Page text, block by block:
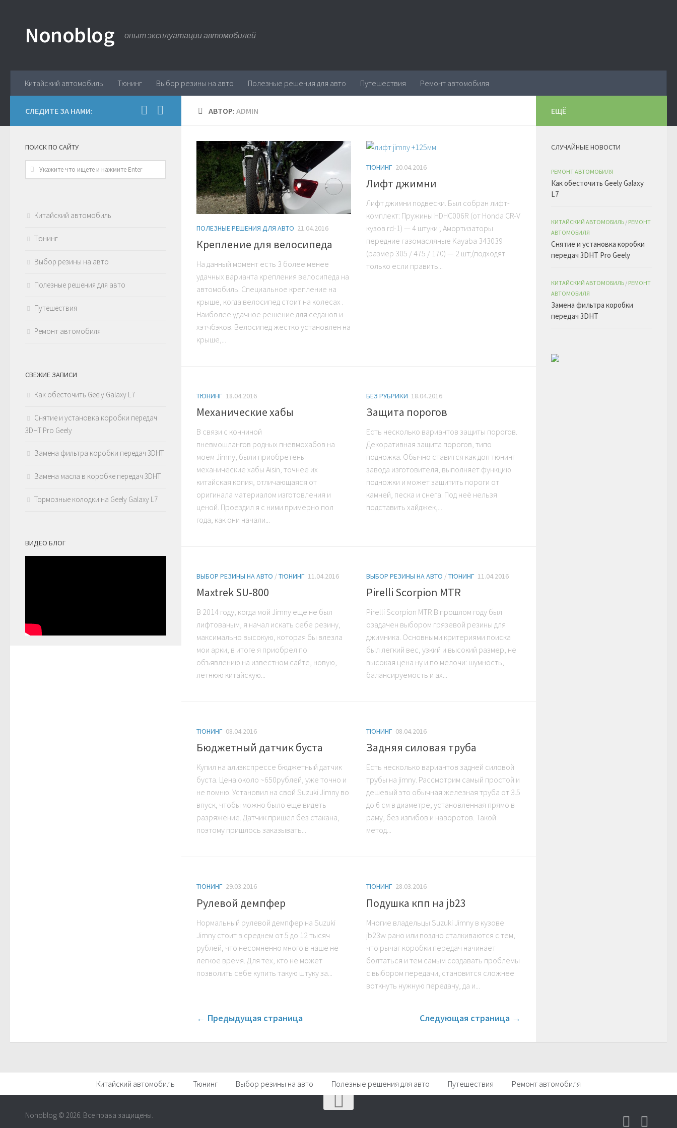
Nonoblog опыт эксплуатации автомобилей
Китайский автомобиль Тюнинг Выбор резины на авто Полезные решения для авто Путешествия Ремонт автомобиля
АВТОР: ADMIN
ПОЛЕЗНЫЕ РЕШЕНИЯ ДЛЯ АВТО 21.04.2016
Крепление для велосипеда
На данный момент есть 3 более менее
удачных варианта крепления велосипеда на
автомобиль. Специальное крепление на
крыше, когда велосипед стоит на колесах .
Наиболее удачное решение для седанов и
хэтчбэков. Велосипед жестко установлен на
крыше,...
ТЮНИНГ 20.04.2016
Лифт джимни
Лифт джимни подвески. Был собран лифт-
комплект: Пружины HDHC006R (от Honda CR-V
кузов rd-1) — 4 штуки ; Амортизаторы
передние газомасляные Kayaba 343039
(размер 305 / 475 / 170) — 2 шт;(подходят
только если править...
ТЮНИНГ 18.04.2016
Механические хабы
В связи с кончиной
пневмошлангов родных пневмохабов на
моем Jimny, были приобретены
механические хабы Aisin, точнее их
китайская копия, отличающаяся от
оригинала материалом изготовления и
ценой. Проездил я с ними примерно пол
года, как они начали...
БЕЗ РУБРИКИ 18.04.2016
Защита порогов
Есть несколько вариантов защиты порогов.
Декоративная защита порогов, типо
подножка. Обычно ставится как доп тюнинг
завода изготовителя, выполняет функцию
подножки и может защитить пороги от
камней, песка и снега. Под неё нельзя
подставить хайджек,...
ВЫБОР РЕЗИНЫ НА АВТО /ТЮНИНГ 11.04.2016
Maxtrek SU-800
В 2014 году, когда мой Jimny еще не был
лифтованым, я начал искать себе резину,
максимально высокую, которая бы влезла
мои арки, в итоге я приобрел по
объявлению на известном сайте, новую,
летнюю китайскую...
ВЫБОР РЕЗИНЫ НА АВТО /ТЮНИНГ 11.04.2016
Pirelli Scorpion MTR
Pirelli Scorpion MTR В прошлом году был
озадачен выбором грязевой резины для
джимника. Основными критериями поиска
был легкий вес, узкий и высокий размер, не
высокая цена ну и по мелочи: шумность,
балансируемость и ах...
ТЮНИНГ 08.04.2016
Бюджетный датчик буста
Купил на алиэкспрессе бюджетный датчик
буста. Цена около ~650рублей, уже точно и
не помню. Установил на свой Suzuki Jimny во
впуск, чтобы можно было еще видеть
разряжение. Датчик пришел без стакана,
поэтому пришлось заказывать...
ТЮНИНГ 08.04.2016
Задняя силовая труба
Есть несколько вариантов задней силовой
трубы на jimny. Рассмотрим самый простой и
дешевый это обычная железная труба от 3.5
до 6 см в диаметре, установленная прямо в
раму, без изгибов и наворотов. Такой
метод...
ТЮНИНГ 29.03.2016
Рулевой демпфер
Нормальный рулевой демпфер на Suzuki
Jimny стоит в среднем от 5 до 12 тысяч
рублей, что несомненно много в наше не
легкое время. Для тех, кто не может
позволить себе купить такую штуку за...
ТЮНИНГ 28.03.2016
Подушка кпп на jb23
Многие владельцы Suzuki Jimny в кузове
jb23w рано или поздно сталкиваются с тем,
что рычаг коробки передач начинает
болтаться и тем самым создавать проблемы
с выбором передачи, становится сложнее
воткнуть нужную передачу, да и...
← Предыдущая страница Следующая страница →
СЛЕДИТЕ ЗА НАМИ:
ПОИСК ПО САЙТУ
Китайский автомобиль
Тюнинг
Выбор резины на авто
Полезные решения для авто
Путешествия
Ремонт автомобиля
СВЕЖИЕ ЗАПИСИ
Как обесточить Geely Galaxy L7
Снятие и установка коробки передач
3DHT Pro Geely
Замена фильтра коробки передач 3DHT
Замена масла в коробке передач 3DHT
Тормозные колодки на Geely Galaxy L7
ВИДЕО БЛОГ
ЕЩЁ
СЛУЧАЙНЫЕ НОВОСТИ
РЕМОНТ АВТОМОБИЛЯ
Как обесточить Geely Galaxy
L7
КИТАЙСКИЙ АВТОМОБИЛЬ / РЕМОНТ
АВТОМОБИЛЯ
Снятие и установка коробки
передач 3DHT Pro Geely
КИТАЙСКИЙ АВТОМОБИЛЬ / РЕМОНТ
АВТОМОБИЛЯ
Замена фильтра коробки
передач 3DHT
Китайский автомобиль Тюнинг Выбор резины на авто Полезные решения для авто Путешествия Ремонт автомобиля
Nonoblog © 2026. Все права защищены.